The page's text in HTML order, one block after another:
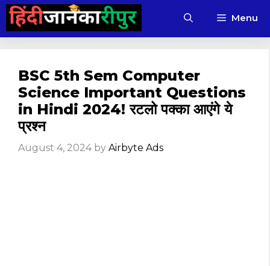
Skip
content
Menu
BSC 5th Sem Computer
Science Important Questions
in Hindi 2024! रटलो पक्का आएंगे ये
प्रश्न
August 4, 2024 by Airbyte Ads